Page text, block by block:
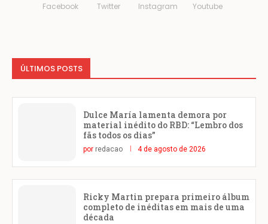
Facebook Twitter Instagram Youtube
ÚLTIMOS POSTS
Dulce María lamenta demora por
material inédito do RBD: “Lembro dos
fãs todos os dias”
por redacao 4 de agosto de 2026
Ricky Martin prepara primeiro álbum
completo de inéditas em mais de uma
década